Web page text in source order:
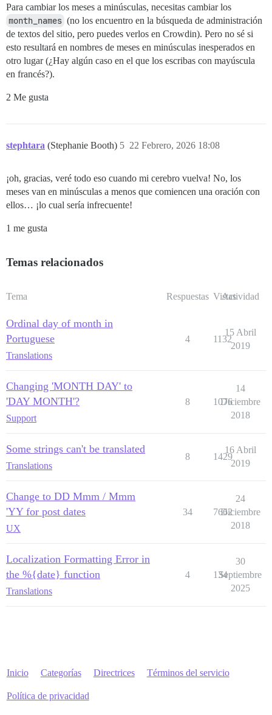
Para cambiar los meses a minúsculas, necesitas cambiar los
month_names (no los encuentro en la búsqueda de administración
de textos del sitio, pero puedes verlos en Crowdin). Pero no sé si
esto resultará en nombres de meses en minúsculas inesperados en
otro lugar (¿Hay algún caso en el que los escribas con mayúscula
en francés?).
2 Me gusta
stephtara (Stephanie Booth) 22 Febrero, 2026 18:08
5
¡oh, gracias, veré todo eso cuando mi cerebro vuelva! No, los
meses van en minúsculas a menos que comiencen una oración con
ellos… ¡lo cual sería infrecuente!
1 me gusta
Temas relacionados
Tema Respuestas Vistas
Actividad
Ordinal day of month in
Portuguese
Translations
4 1132
15 Abril
2019
Changing 'MONTH DAY' to
'DAY MONTH'?
Support
8 1076
14
Diciembre
2018
Some strings can't be translated
Translations
8 1429
16 Abril
2019
Change to DD Mmm / Mmm
'YY for post dates
UX
34 7662
24
Diciembre
2018
Localization Formatting Error in
the %{date} function
Translations
4 134
30
Septiembre
2025
Inicio Categorías Directrices Términos del servicio
Política de privacidad